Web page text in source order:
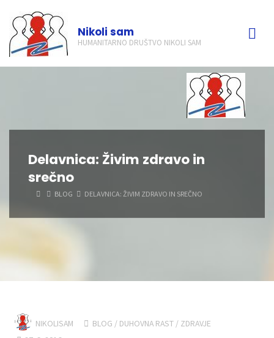
content
Nikoli sam
HUMANITARNO DRUŠTVO NIKOLI SAM
Delavnica: Živim zdravo in
srečno
HOMEBLOG DELAVNICA: ŽIVIM ZDRAVO IN SREČNO
NIKOLISAM BLOG / DUHOVNA RAST / ZDRAVJE